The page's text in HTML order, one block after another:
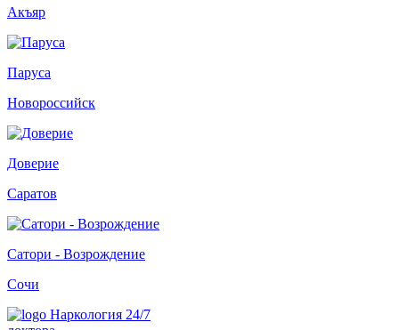
Акъяр
Паруса
Новороссийск
Доверие
Саратов
Сатори - Возрождение
Сочи
Наркология 24/7